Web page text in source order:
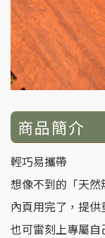
商品簡介
輕巧易攜帶
想像不到的「天
內頁用完了，提
也可雷刻上專屬